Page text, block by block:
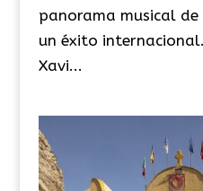
panorama musical de
un éxito
Xavi...